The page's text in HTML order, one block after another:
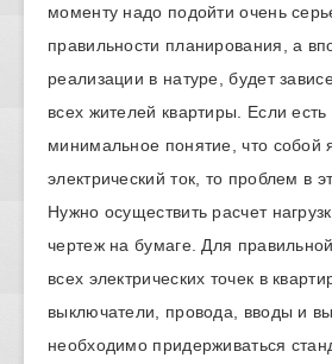
моменту надо подойти очень
правильности планирования, а
реализации в натуре, будет
всех жителей квартиры. Если есть
минимальное понятие, что собой
электрический ток, то проблем в
Нужно осуществить расчет
чертеж на бумаге. Для
всех электрических точек в
выключатели, провода, вводы и
необходимо придерживаться